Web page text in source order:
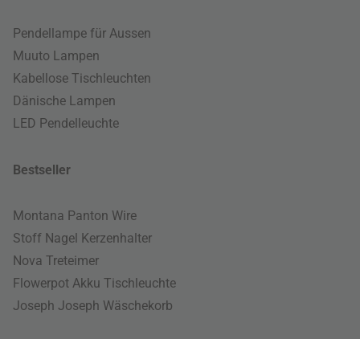
Pendellampe für Aussen
Muuto Lampen
Kabellose Tischleuchten
Dänische Lampen
LED Pendelleuchte
Bestseller
Montana Panton Wire
Stoff Nagel Kerzenhalter
Nova Treteimer
Flowerpot Akku Tischleuchte
Joseph Joseph Wäschekorb